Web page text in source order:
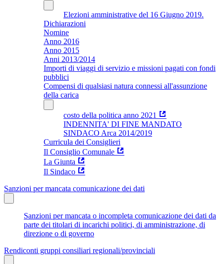
Elezioni amministrative del 16 Giugno 2019.
Dichiarazioni
Nomine
Anno 2016
Anno 2015
Anni 2013/2014
Importi di viaggi di servizio e missioni pagati con fondi
pubblici
Compensi di qualsiasi natura connessi all'assunzione
della carica
costo della politica anno 2021
INDENNITA' DI FINE MANDATO
SINDACO Arca 2014/2019
Curricula dei Consiglieri
Il Consiglio Comunale
La Giunta
Il Sindaco
Sanzioni per mancata comunicazione dei dati
Sanzioni per mancata o incompleta comunicazione dei dati da
parte dei titolari di incarichi politici, di amministrazione, di
direzione o di governo
Rendiconti gruppi consiliari regionali/provinciali